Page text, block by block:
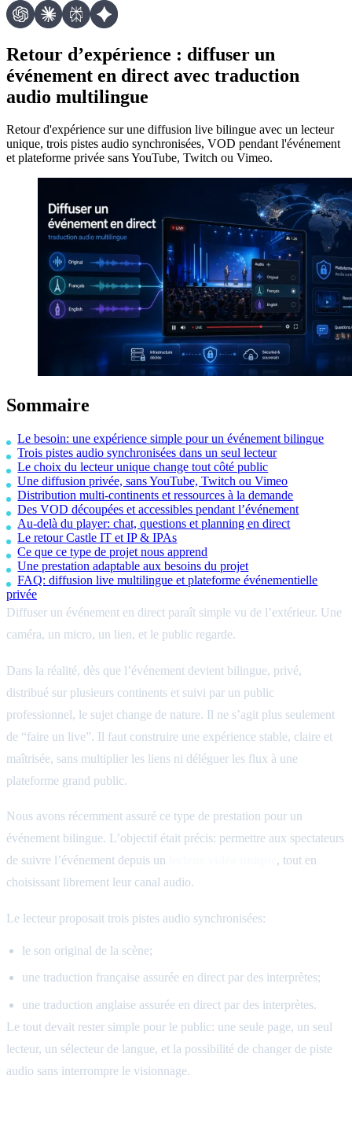
Retour d’expérience : diffuser un
événement en direct avec traduction
audio multilingue
Retour d'expérience sur une diffusion live bilingue avec un lecteur
unique, trois pistes audio synchronisées, VOD pendant l'événement
et plateforme privée sans YouTube, Twitch ou Vimeo.
Sommaire
Le besoin: une expérience simple pour un événement bilingue
Trois pistes audio synchronisées dans un seul lecteur
Le choix du lecteur unique change tout côté public
Une diffusion privée, sans YouTube, Twitch ou Vimeo
Distribution multi-continents et ressources à la demande
Des VOD découpées et accessibles pendant l’événement
Au-delà du player: chat, questions et planning en direct
Le retour Castle IT et IP & IPAs
Ce que ce type de projet nous apprend
Une prestation adaptable aux besoins du projet
FAQ: diffusion live multilingue et plateforme événementielle
privée
Diffuser un événement en direct paraît simple vu de l’extérieur. Une
caméra, un micro, un lien, et le public regarde.
Dans la réalité, dès que l’événement devient bilingue, privé,
distribué sur plusieurs continents et suivi par un public
professionnel, le sujet change de nature. Il ne s’agit plus seulement
de “faire un live”. Il faut construire une expérience stable, claire et
maîtrisée, sans multiplier les liens ni déléguer les flux à une
plateforme grand public.
Nous avons récemment assuré ce type de prestation pour un
événement bilingue. L’objectif était précis: permettre aux spectateurs
de suivre l’événement depuis un
, tout en
choisissant librement leur canal audio.
Le lecteur proposait trois pistes audio synchronisées:
le son original de la scène;
une traduction française assurée en direct par des interprètes;
une traduction anglaise assurée en direct par des interprètes.
Le tout devait rester simple pour le public: une seule page, un seul
lecteur, un sélecteur de langue, et la possibilité de changer de piste
audio sans interrompre le visionnage.